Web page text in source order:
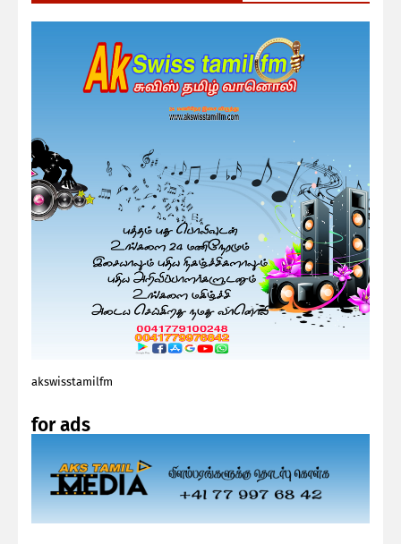
akswisstamilfm
for ads